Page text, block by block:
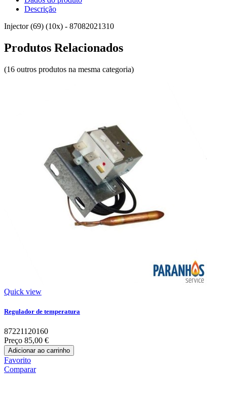
Descrição
Injector (69) (10x) - 87082021310
Produtos Relacionados
(16 outros produtos na mesma categoria)
Quick view
Regulador de temperatura
87221120160
Preço 85,00 €
Adicionar ao carrinho
Favorito
Comparar